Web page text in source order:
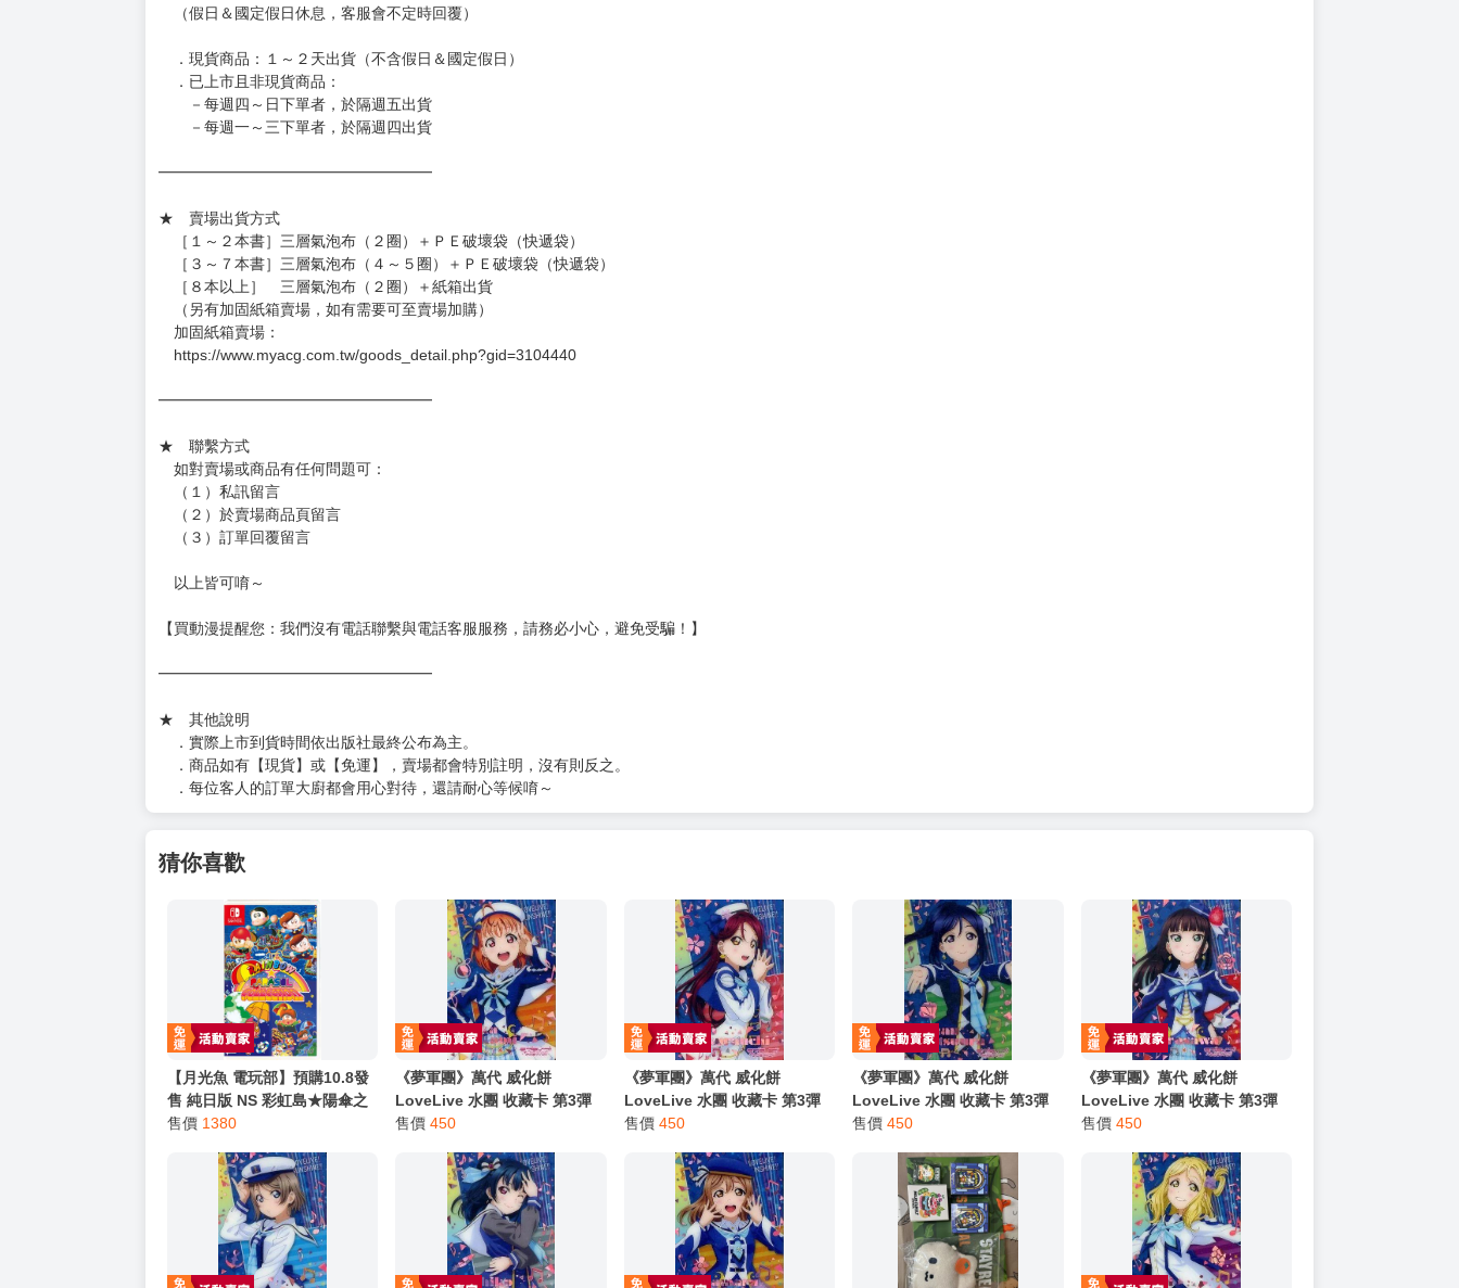
（假日＆國定假日休息，客服會不定時回覆）
．現貨商品：１～２天出貨（不含假日＆國定假日）
．已上市且非現貨商品：
－每週四～日下單者，於隔週五出貨
－每週一～三下單者，於隔週四出貨
━━━━━━━━━━━━━━━━━━
★ 賣場出貨方式
［１～２本書］三層氣泡布（２圈）＋ＰＥ破壞袋（快遞袋）
［３～７本書］三層氣泡布（４～５圈）＋ＰＥ破壞袋（快遞袋）
［８本以上］ 三層氣泡布（２圈）＋紙箱出貨
（另有加固紙箱賣場，如有需要可至賣場加購）
加固紙箱賣場：
https://www.myacg.com.tw/goods_detail.php?gid=3104440
━━━━━━━━━━━━━━━━━━
★ 聯繫方式
如對賣場或商品有任何問題可：
（１）私訊留言
（２）於賣場商品頁留言
（３）訂單回覆留言
以上皆可唷～
【買動漫提醒您：我們沒有電話聯繫與電話客服服務，請務必小心，避免受騙！】
━━━━━━━━━━━━━━━━━━
★ 其他說明
．實際上市到貨時間依出版社最終公布為主。
．商品如有【現貨】或【免運】，賣場都會特別註明，沒有則反之。
．每位客人的訂單大廚都會用心對待，還請耐心等候唷～
猜你喜歡
【月光魚 電玩部】預購10.8發
售 純日版 NS 彩虹島★陽傘之
星 合輯 レインボー★パラソル
售價 1380
《夢軍團》萬代 威化餅
LoveLive 水團 收藏卡 第3彈
金屬質感卡 No.01r 高海千歌
售價 450
《夢軍團》萬代 威化餅
LoveLive 水團 收藏卡 第3彈
金屬質感卡 No.02r 櫻內梨子
售價 450
《夢軍團》萬代 威化餅
LoveLive 水團 收藏卡 第3彈
金屬質感卡 No.03r 松浦果南
售價 450
《夢軍團》萬代 威化餅
LoveLive 水團 收藏卡 第3彈
金屬質感卡 No.04r 黑澤黛雅
售價 450